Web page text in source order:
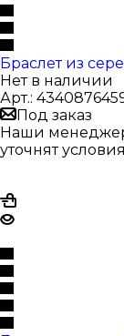
Браслет из
Нет в наличии
Арт.:
Под заказ
Наши
уточнят